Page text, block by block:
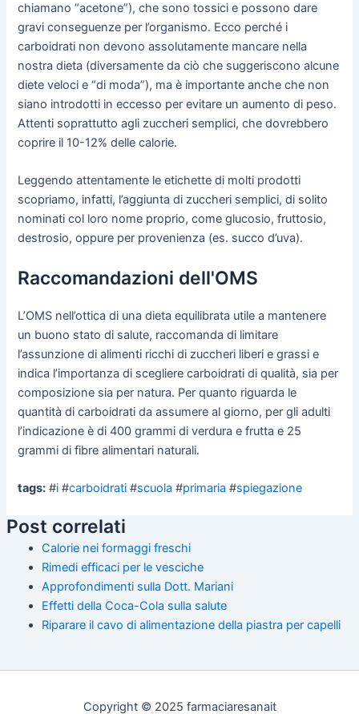
chiamano “acetone”), che sono tossici e possono dare
gravi conseguenze per l’organismo. Ecco perché i
carboidrati non devono assolutamente mancare nella
nostra dieta (diversamente da ciò che suggeriscono alcune
diete veloci e “di moda”), ma è importante anche che non
siano introdotti in eccesso per evitare un aumento di peso.
Attenti soprattutto agli zuccheri semplici, che dovrebbero
coprire il 10-12% delle calorie.
Leggendo attentamente le etichette di molti prodotti
scopriamo, infatti, l’aggiunta di zuccheri semplici, di solito
nominati col loro nome proprio, come glucosio, fruttosio,
destrosio, oppure per provenienza (es. succo d’uva).
Raccomandazioni dell'OMS
L’OMS nell’ottica di una dieta equilibrata utile a mantenere
un buono stato di salute, raccomanda di limitare
l’assunzione di alimenti ricchi di zuccheri liberi e grassi e
indica l’importanza di scegliere carboidrati di qualità, sia per
composizione sia per natura. Per quanto riguarda le
quantità di carboidrati da assumere al giorno, per gli adulti
l’indicazione è di 400 grammi di verdura e frutta e 25
grammi di fibre alimentari naturali.
tags: #i #carboidrati #scuola #primaria #spiegazione
Post correlati
Calorie nei formaggi freschi
Rimedi efficaci per le vesciche
Approfondimenti sulla Dott. Mariani
Effetti della Coca-Cola sulla salute
Riparare il cavo di alimentazione della piastra per capelli
Copyright © 2025 farmaciaresanait